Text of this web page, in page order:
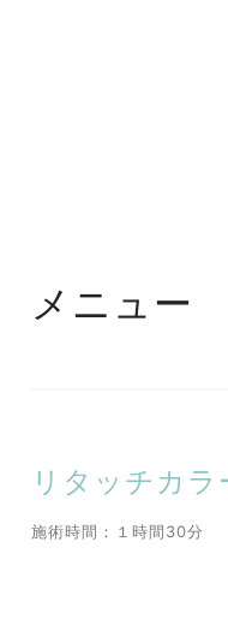
メニュー
リタッチカラ
施術時間：１時間30分